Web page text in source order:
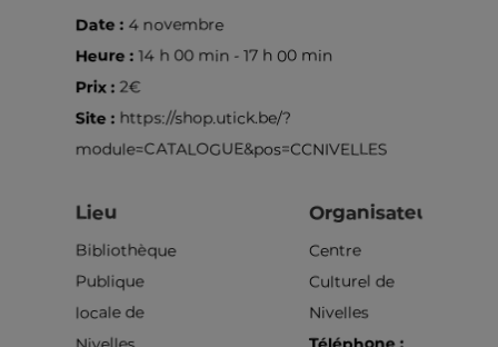
Date : 4 novembre
Heure :14 h 00 min - 17 h 00 min
Prix : 2€
Site : https://shop.utick.be/?
module=CATALOGUE&pos=CCNIVELLES
Lieu
Bibliothèque
Publique
locale de
Organisateur
Centre
Culturel de
Nivelles